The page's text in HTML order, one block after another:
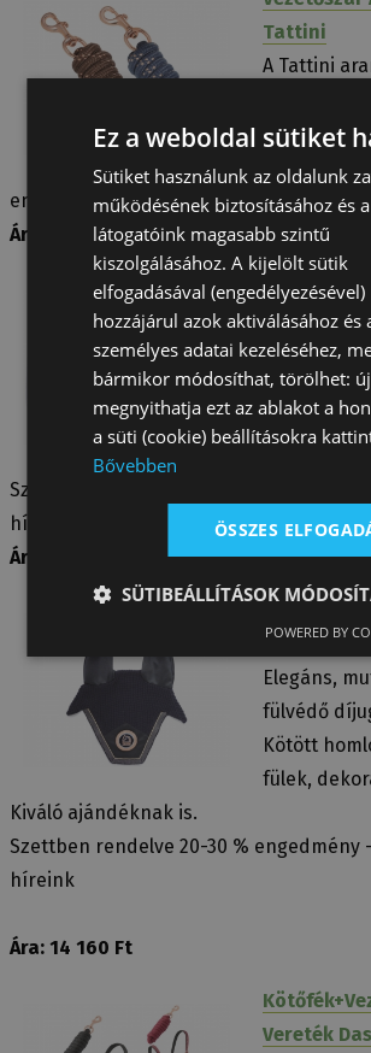
Tattini
A Tattini
része.
Szettben
engedmény - lásd legfrissebb híreink
Ára: 7 510 Ft
Arany/pink
Elegáns,
alátét
szegés.
Szettben rendelve 20-30 % engedmény
híreink
Ára: 32 180 Ft
Fülvédő
Tattini
Elegáns,
fülvédő
Kötött
fülek,
Kiváló ajándéknak is.
Szettben rendelve 20-30 % engedmény
híreink
Ára: 14 160 Ft
Vereték
Ez a weboldal sütiket
Sütiket használunk az oldalunk
működésének biztosításához és a
látogatóink magasabb szintű
kiszolgálásához. A kijelölt sütik
elfogadásával (engedélyezésével)
hozzájárul azok aktiválásához és
személyes adatai kezeléséhez,
bármikor módosíthat, törölhet:
megnyithatja ezt az ablakot a
a süti (cookie) beállításokra
Bővebben
ÖSSZES
SÜTIBEÁLLÍTÁSOK
POWERED BY